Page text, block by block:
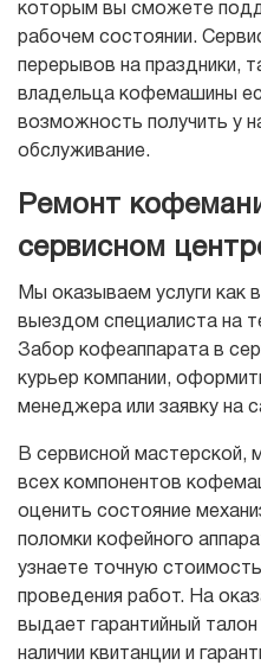
которым вы сможете
рабочем состоянии.
перерывов на праздники,
владельца кофемашины
возможность получить у
обслуживание.
Ремонт
сервисном
Мы оказываем услуги как
выездом специалиста на
Забор кофеаппарата в
курьер компании,
менеджера или заявку на
В сервисной мастерской,
всех компонентов
оценить состояние
поломки кофейного
узнаете точную
проведения работ. На
выдает гарантийный
наличии квитанции и